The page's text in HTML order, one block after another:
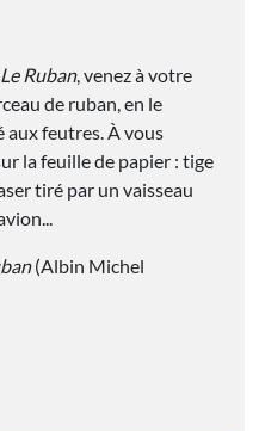
Le Ruban, venez à votre
de ruban, en le
aux feutres. À vous
la feuille de papier : tige
tiré par un vaisseau
(Albin Michel